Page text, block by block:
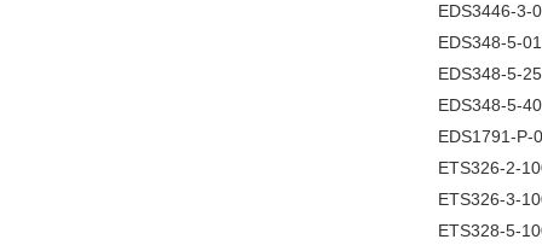
EDS3446-3-
EDS348-5-
EDS348-5-
EDS348-5-
EDS1791-P-
ETS326-2-
ETS326-3-
ETS328-5-